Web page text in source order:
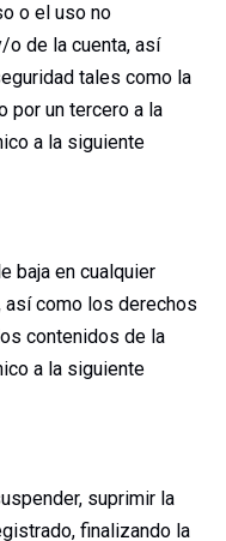
o el uso no
de la cuenta, así
tales como la
por un tercero a la
a la siguiente
baja en cualquier
como los derechos
contenidos de la
a la siguiente
suprimir la
finalizando la